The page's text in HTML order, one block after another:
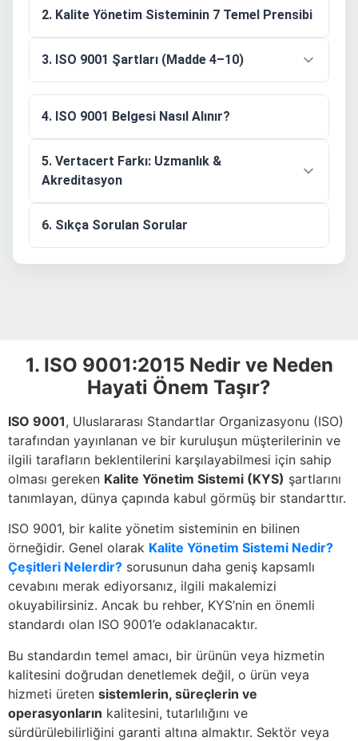
2. Kalite Yönetim Sisteminin 7 Temel Prensibi
3. ISO 9001 Şartları (Madde 4–10)
4. ISO 9001 Belgesi Nasıl Alınır?
5. Vertacert Farkı: Uzmanlık &
Akreditasyon
6. Sıkça Sorulan Sorular
1. ISO 9001:2015 Nedir ve Neden
Hayati Önem Taşır?
ISO 9001, Uluslararası Standartlar Organizasyonu (ISO)
tarafından yayınlanan ve bir kuruluşun müşterilerinin ve
ilgili tarafların beklentilerini karşılayabilmesi için sahip
olması gereken Kalite Yönetim Sistemi (KYS) şartlarını
tanımlayan, dünya çapında kabul görmüş bir standarttır.
ISO 9001, bir kalite yönetim sisteminin en bilinen
örneğidir. Genel olarak Kalite Yönetim Sistemi Nedir?
Çeşitleri Nelerdir? sorusunun daha geniş kapsamlı
cevabını merak ediyorsanız, ilgili makalemizi
okuyabilirsiniz. Ancak bu rehber, KYS’nin en önemli
standardı olan ISO 9001’e odaklanacaktır.
Bu standardın temel amacı, bir ürünün veya hizmetin
kalitesini doğrudan denetlemek değil, o ürün veya
hizmeti üreten sistemlerin, süreçlerin ve
operasyonların kalitesini, tutarlılığını ve
sürdürülebilirliğini garanti altına almaktır. Sektör veya